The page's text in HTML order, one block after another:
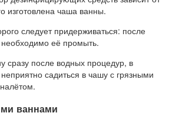
изготовлена чаша ванны.
следует придерживаться: после
её промыть.
сразу после водных процедур, в
садиться в чашу с грязными
ваннами